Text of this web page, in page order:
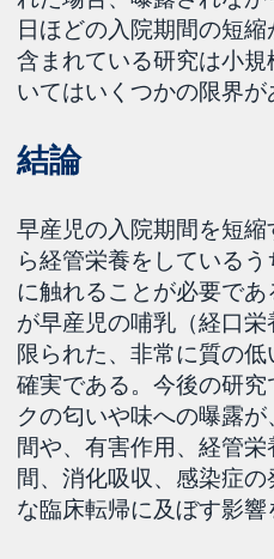
日ほどの入院期間の短縮
含まれている研究は小
いてはいくつかの限界が
結論
早産児の入院期間を短
ら経管栄養をしている
に触れることが必要で
が早産児の哺乳（経口栄
限られた、非常に質の
確実である。今後の研
クの匂いや味への曝露
間や、有害作用、経管
間、消化吸収、感染症
な臨床転帰に及ぼす影響